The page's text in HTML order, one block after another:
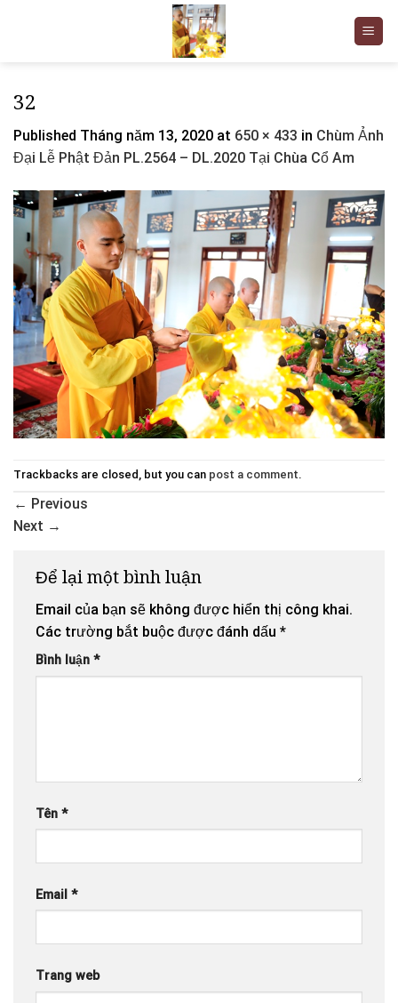
32
Published Tháng năm 13, 2020 at 650 × 433 in Chùm Ảnh
Đại Lễ Phật Đản PL.2564 – DL.2020 Tại Chùa Cổ Am
Trackbacks are closed, but you can post a comment.
← Previous
Next →
Để lại một bình luận
Email của bạn sẽ không được hiển thị công khai.
Các trường bắt buộc được đánh dấu *
Bình luận *
Tên *
Email *
Trang web